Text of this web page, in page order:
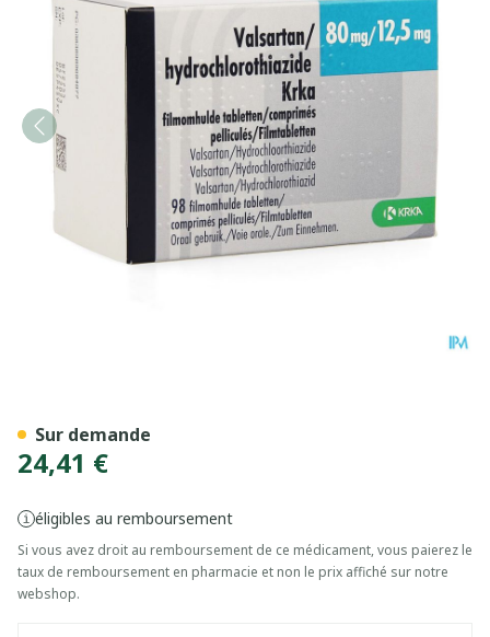
24,41 €
éligibles au remboursement
Si vous avez droit au remboursement de ce médicament, vous paierez le
taux de remboursement en pharmacie et non le prix affiché sur notre
webshop.
Sur demande